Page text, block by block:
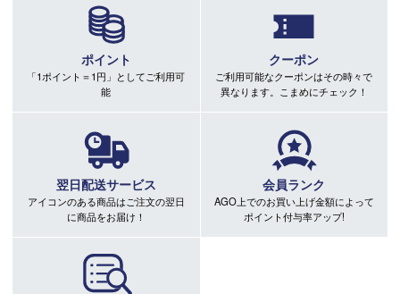
ポイント
「1ポイント＝1円」としてご利用可
能
クーポン
ご利用可能なクーポンはその時々で
異なります。こまめにチェック！
翌日配送サービス
アイコンのある商品はご注文の翌日
に商品をお届け！
会員ランク
AGO上でのお買い上げ金額によって
ポイント付与率アップ!